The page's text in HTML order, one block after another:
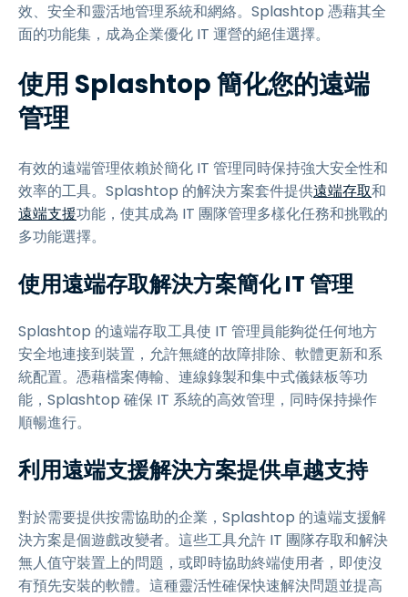
效、安全和靈活地管理系統和網絡。Splashtop 憑藉其全
面的功能集，成為企業優化 IT 運營的絕佳選擇。
使用 Splashtop 簡化您的遠端
管理
有效的遠端管理依賴於簡化 IT 管理同時保持強大安全性和
效率的工具。Splashtop 的解決方案套件提供遠端存取和
遠端支援功能，使其成為 IT 團隊管理多樣化任務和挑戰的
多功能選擇。
使用遠端存取解決方案簡化 IT 管理
Splashtop 的遠端存取工具使 IT 管理員能夠從任何地方
安全地連接到裝置，允許無縫的故障排除、軟體更新和系
統配置。憑藉檔案傳輸、連線錄製和集中式儀錶板等功
能，Splashtop 確保 IT 系統的高效管理，同時保持操作
順暢進行。
利用遠端支援解決方案提供卓越支持
對於需要提供按需協助的企業，Splashtop 的遠端支援解
決方案是個遊戲改變者。這些工具允許 IT 團隊存取和解決
無人值守裝置上的問題，或即時協助終端使用者，即使沒
有預先安裝的軟體。這種靈活性確保快速解決問題並提高